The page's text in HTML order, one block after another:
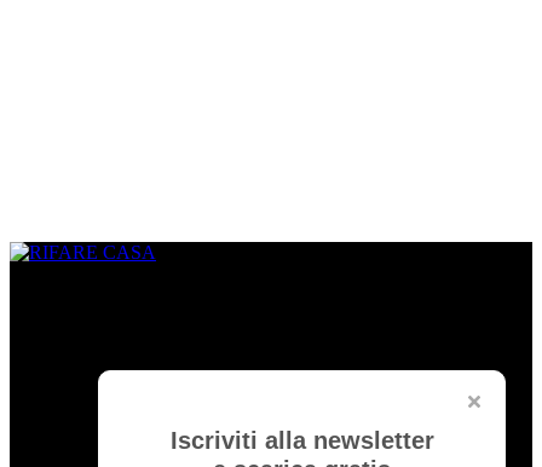
Iscriviti alla newsletter
realizzare un progetto su misura. È una vetrina per gli architetti che
Rifare Casa è Testata Giornalistica byEdibrico